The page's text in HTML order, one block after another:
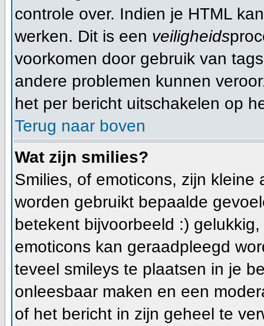
controle over. Indien je HTML
werken. Dit is een veiligheids
voorkomen door gebruik van
andere problemen kunnen
het per bericht uitschakelen op
Terug naar boven
Wat zijn smilies?
Smilies, of emoticons, zijn
worden gebruikt bepaalde
betekent bijvoorbeeld :)
emoticons kan geraadpleegd
teveel smileys te plaatsen in je
onleesbaar maken en een
of het bericht in zijn geheel te